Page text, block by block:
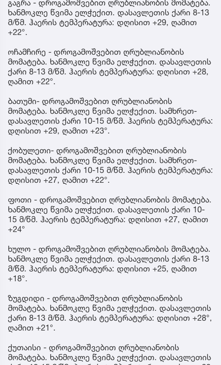
გაგრა - დროგამოშვებით ღრუბლიანობის მომატება.
ხანმოკლე წვიმა ელჭექით. დასავლეთის ქარი 8-13
მ/წმ. ჰაერის ტემპერატურა: დღისით +29, ღამით
+22°.
ოჩამჩირე - დროგამოშვებით ღრუბლიანობის
მომატება. ხანმოკლე წვიმა ელჭექით. დასავლეთის
ქარი 8-13 მ/წმ. ჰაერის ტემპერატურა: დღისით +28,
ღამით +22°.
ბათუმი- დროგამოშვებით ღრუბლიანობის
მომატება. ხანმოკლე წვიმა ელჭექით. სამხრეთ-
დასავლეთის ქარი 10-15 მ/წმ. ჰაერის ტემპერატურა:
დღისით +29, ღამით +23°.
ქობულეთი- დროგამოშვებით ღრუბლიანობის
მომატება. ხანმოკლე წვიმა ელჭექით. სამხრეთ-
დასავლეთის ქარი 10-15 მ/წმ. ჰაერის ტემპერატურა:
დღისით +27, ღამით +22°.
ფოთი - დროგამოშვებით ღრუბლიანობის მომატება.
ხანმოკლე წვიმა ელჭექით. დასავლეთის ქარი 10-
15 მ/წმ. ჰაერის ტემპერატურა: დღისით +27, ღამით
+24°
ხულო - დროგამოშვებით ღრუბლიანობის მომატება.
ხანმოკლე წვიმა ელჭექით. დასავლეთის ქარი 8-13
მ/წმ. ჰაერის ტემპერატურა: დღისით +25, ღამით
+18°.
ზუგდიდი - დროგამოშვებით ღრუბლიანობის
მომატება. ხანმოკლე წვიმა ელჭექით. დასავლეთის
ქარი 8-13 მ/წმ. ჰაერის ტემპერატურა: დღისით +28°,
ღამით +21°.
ქუთაისი - დროგამოშვებით ღრუბლიანობის
მომატება. ხანმოკლე წვიმა ელჭექით. დასავლეთის